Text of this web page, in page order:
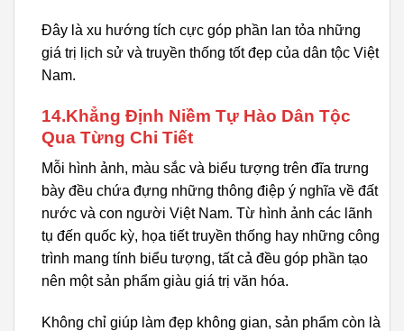
Đây là xu hướng tích cực góp phần lan tỏa những
giá trị lịch sử và truyền thống tốt đẹp của dân tộc Việt
Nam.
14.Khẳng Định Niềm Tự Hào Dân Tộc
Qua Từng Chi Tiết
Mỗi hình ảnh, màu sắc và biểu tượng trên đĩa trưng
bày đều chứa đựng những thông điệp ý nghĩa về đất
nước và con người Việt Nam. Từ hình ảnh các lãnh
tụ đến quốc kỳ, họa tiết truyền thống hay những công
trình mang tính biểu tượng, tất cả đều góp phần tạo
nên một sản phẩm giàu giá trị văn hóa.
Không chỉ giúp làm đẹp không gian, sản phẩm còn là